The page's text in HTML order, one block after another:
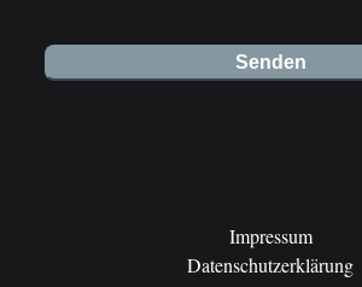
Impressum
Datenschutzerklärung